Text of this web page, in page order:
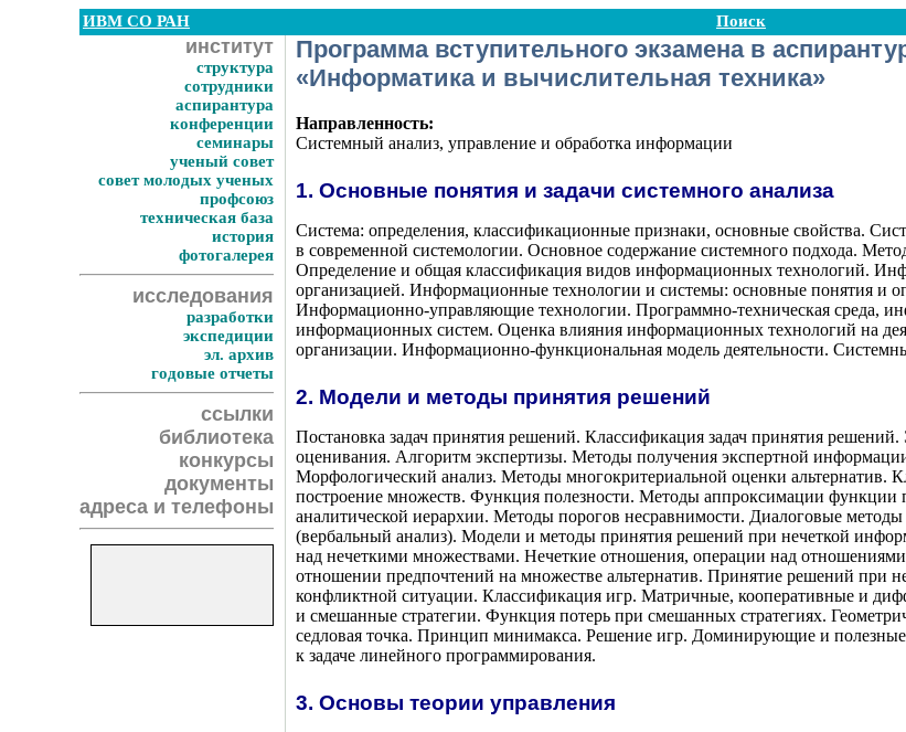
ИВМ СО РАН Поиск
институт
структура
сотрудники
аспирантура
конференции
семинары
ученый совет
совет молодых ученых
профсоюз
техническая база
история
фотогалерея
исследования
разработки
экспедиции
эл. архив
годовые отчеты
ссылки
библиотека
конкурсы
документы
адреса и телефоны
Программа вступительного экзамена в
«Информатика и вычислительная техника»
Направленность:
Системный анализ, управление и обработка информации
1. Основные понятия и задачи системного анализа
Система: определения, классификационные признаки, основные свойства.
в современной системологии. Основное содержание системного подхода.
Определение и общая классификация видов информационных технологий.
организацией. Информационные технологии и системы: основные понятия и
Информационно-управляющие технологии. Программно-техническая среда,
информационных систем. Оценка влияния информационных технологий на
организации. Информационно-функциональная модель деятельности.
2. Модели и методы принятия решений
Постановка задач принятия решений. Классификация задач принятия
оценивания. Алгоритм экспертизы. Методы получения экспертной
Морфологический анализ. Методы многокритериальной оценки альтернатив.
построение множеств. Функция полезности. Методы аппроксимации
аналитической иерархии. Методы порогов несравнимости. Диалоговые
(вербальный анализ). Модели и методы принятия решений при нечеткой
над нечеткими множествами. Нечеткие отношения, операции над
отношении предпочтений на множестве альтернатив. Принятие решений при
конфликтной ситуации. Классификация игр. Матричные, кооперативные и
и смешанные стратегии. Функция потерь при смешанных стратегиях.
седловая точка. Принцип минимакса. Решение игр. Доминирующие и
к задаче линейного программирования.
3. Основы теории управления